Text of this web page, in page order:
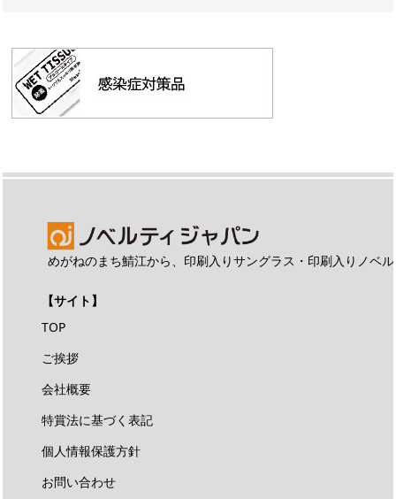
めがねのまち鯖江から、印刷入りサングラス・印刷入りノベ
【サイト】
TOP
ご挨拶
会社概要
特賞法に基づく表記
個人情報保護方針
お問い合わせ